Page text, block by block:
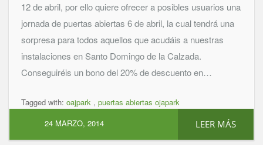
12 de abril, por ello quiere ofrecer a posibles usuarios una
jornada de puertas abiertas 6 de abril, la cual tendrá una
sorpresa para todos aquellos que acudáis a nuestras
instalaciones en Santo Domingo de la Calzada.
Conseguiréis un bono del 20% de descuento en…
Tagged with: oajpark , puertas abiertas ojapark
LEER MÁS
24 MARZO, 2014